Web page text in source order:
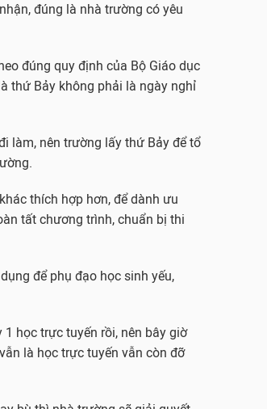
đúng là nhà trường có yêu
đúng quy định của Bộ Giáo dục
thứ Bảy không phải là ngày nghỉ
làm, nên trường lấy thứ Bảy để tổ
thích hợp hơn, để dành ưu
tất chương trình, chuẩn bị thi
để phụ đạo học sinh yếu,
học trực tuyến rồi, nên bây giờ
là học trực tuyến vẫn còn đỡ